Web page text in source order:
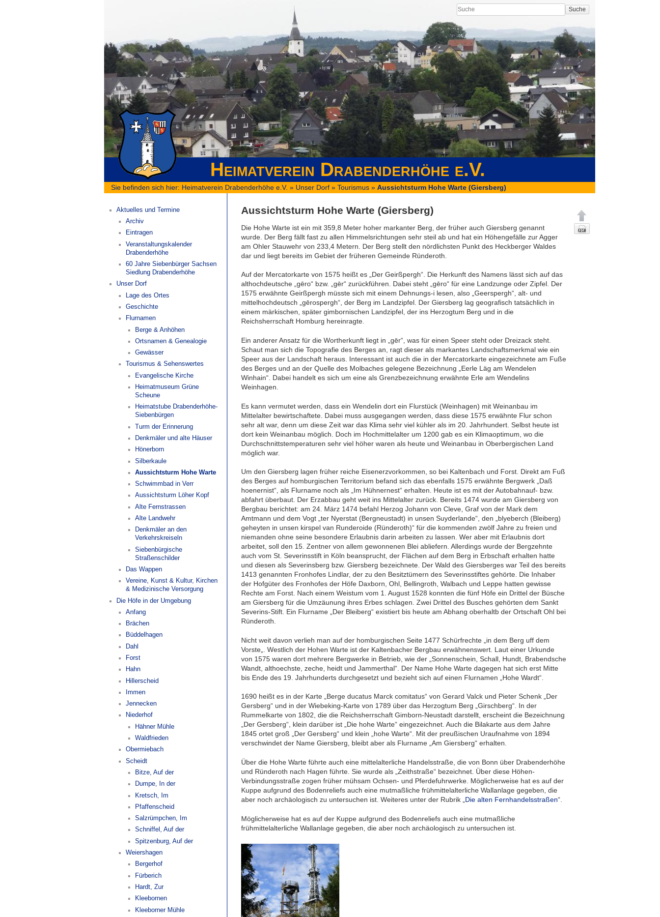
Heimatverein Drabenderhöhe e.V.
Suche
Sie befinden sich hier: Heimatverein Drabenderhöhe e.V. » Unser Dorf » Tourismus » Aussichtsturm Hohe Warte (Giersberg)
Aktuelles und Termine
Archiv
Eintragen
Veranstaltungskalender
Drabenderhöhe
60 Jahre Siebenbürger Sachsen
Siedlung Drabenderhöhe
Unser Dorf
Lage des Ortes
Geschichte
Flurnamen
Berge & Anhöhen
Ortsnamen & Genealogie
Gewässer
Tourismus & Sehenswertes
Evangelische Kirche
Heimatmuseum Grüne
Scheune
Heimatstube Drabenderhöhe-
Siebenbürgen
Turm der Erinnerung
Denkmäler und alte Häuser
Hönerborn
Silberkaule
Aussichtsturm Hohe Warte
Schwimmbad in Verr
Aussichtsturm Löher Kopf
Alte Fernstrassen
Alte Landwehr
Denkmäler an den
Verkehrskreiseln
Siebenbürgische
Straßenschilder
Das Wappen
Vereine, Kunst & Kultur, Kirchen
& Medizinische Versorgung
Die Höfe in der Umgebung
Anfang
Brächen
Büddelhagen
Dahl
Forst
Hahn
Hillerscheid
Immen
Jennecken
Niederhof
Hähner Mühle
Waldfrieden
Obermiebach
Scheidt
Bitze, Auf der
Dumpe, In der
Kretsch, Im
Pfaffenscheid
Salzrümpchen, Im
Schniffel, Auf der
Spitzenburg, Auf der
Weiershagen
Bergerhof
Fürberich
Hardt, Zur
Kleebornen
Kleeborner Mühle
Aussichtsturm Hohe Warte (Giersberg)
Die Hohe Warte ist ein mit 359,8 Meter hoher markanter Berg, der früher auch Giersberg genannt
wurde. Der Berg fällt fast zu allen Himmelsrichtungen sehr steil ab und hat ein Höhengefälle zur Agger
am Ohler Stauwehr von 233,4 Metern. Der Berg stellt den nördlichsten Punkt des Heckberger Waldes
dar und liegt bereits im Gebiet der früheren Gemeinde Ründeroth.
Auf der Mercatorkarte von 1575 heißt es „Der Geirßpergh“. Die Herkunft des Namens lässt sich auf das
althochdeutsche „gēro“ bzw. „gēr“ zurückführen. Dabei steht „gēro“ für eine Landzunge oder Zipfel. Der
1575 erwähnte Geirßpergh müsste sich mit einem Dehnungs-i lesen, also „Geerspergh“, alt- und
mittelhochdeutsch „gērospergh“, der Berg im Landzipfel. Der Giersberg lag geografisch tatsächlich in
einem märkischen, später gimbornischen Landzipfel, der ins Herzogtum Berg und in die
Reichsherrschaft Homburg hereinragte.
Ein anderer Ansatz für die Wortherkunft liegt in „gēr“, was für einen Speer steht oder Dreizack steht.
Schaut man sich die Topografie des Berges an, ragt dieser als markantes Landschaftsmerkmal wie ein
Speer aus der Landschaft heraus. Interessant ist auch die in der Mercatorkarte eingezeichnete am Fuße
des Berges und an der Quelle des Molbaches gelegene Bezeichnung „Eerle Läg am Wendelen
Winhain“. Dabei handelt es sich um eine als Grenzbezeichnung erwähnte Erle am Wendelins
Weinhagen.
Es kann vermutet werden, dass ein Wendelin dort ein Flurstück (Weinhagen) mit Weinanbau im
Mittelalter bewirtschaftete. Dabei muss ausgegangen werden, dass diese 1575 erwähnte Flur schon
sehr alt war, denn um diese Zeit war das Klima sehr viel kühler als im 20. Jahrhundert. Selbst heute ist
dort kein Weinanbau möglich. Doch im Hochmittelalter um 1200 gab es ein Klimaoptimum, wo die
Durchschnittstemperaturen sehr viel höher waren als heute und Weinanbau in Oberbergischen Land
möglich war.
Um den Giersberg lagen früher reiche Eisenerzvorkommen, so bei Kaltenbach und Forst. Direkt am Fuß
des Berges auf homburgischen Territorium befand sich das ebenfalls 1575 erwähnte Bergwerk „Daß
hoenernist“, als Flurname noch als „Im Hühnernest“ erhalten. Heute ist es mit der Autobahnauf- bzw.
abfahrt überbaut. Der Erzabbau geht weit ins Mittelalter zurück. Bereits 1474 wurde am Giersberg von
Bergbau berichtet: am 24. März 1474 befahl Herzog Johann von Cleve, Graf von der Mark dem
Amtmann und dem Vogt „ter Nyerstat (Bergneustadt) in unsen Suyderlande“, den „blyeberch (Bleiberg)
geheyten in unsen kirspel van Runderoide (Ründeroth)“ für die kommenden zwölf Jahre zu freien und
niemanden ohne seine besondere Erlaubnis darin arbeiten zu lassen. Wer aber mit Erlaubnis dort
arbeitet, soll den 15. Zentner von allem gewonnenen Blei abliefern. Allerdings wurde der Bergzehnte
auch vom St. Severinsstift in Köln beansprucht, der Flächen auf dem Berg in Erbschaft erhalten hatte
und diesen als Severinsberg bzw. Giersberg bezeichnete. Der Wald des Giersberges war Teil des bereits
1413 genannten Fronhofes Lindlar, der zu den Besitztümern des Severinsstiftes gehörte. Die Inhaber
der Hofgüter des Fronhofes der Höfe Daxborn, Ohl, Bellingroth, Walbach und Leppe hatten gewisse
Rechte am Forst. Nach einem Weistum vom 1. August 1528 konnten die fünf Höfe ein Drittel der Büsche
am Giersberg für die Umzäunung ihres Erbes schlagen. Zwei Drittel des Busches gehörten dem Sankt
Severins-Stift. Ein Flurname „Der Bleiberg“ existiert bis heute am Abhang oberhaltb der Ortschaft Ohl bei
Ründeroth.
Nicht weit davon verlieh man auf der homburgischen Seite 1477 Schürfrechte „in dem Berg uff dem
Vorste„. Westlich der Hohen Warte ist der Kaltenbacher Bergbau erwähnenswert. Laut einer Urkunde
von 1575 waren dort mehrere Bergwerke in Betrieb, wie der „Sonnenschein, Schall, Hundt, Brabendsche
Wandt, althoechste, zeche, heidt und Jammerthal“. Der Name Hohe Warte dagegen hat sich erst Mitte
bis Ende des 19. Jahrhunderts durchgesetzt und bezieht sich auf einen Flurnamen „Hohe Wardt“.
1690 heißt es in der Karte „Berge ducatus Marck comitatus“ von Gerard Valck und Pieter Schenk „Der
Gersberg“ und in der Wiebeking-Karte von 1789 über das Herzogtum Berg „Girschberg“. In der
Rummelkarte von 1802, die die Reichsherrschaft Gimborn-Neustadt darstellt, erscheint die Bezeichnung
„Der Gersberg“, klein darüber ist „Die hohe Warte“ eingezeichnet. Auch die Bilakarte aus dem Jahre
1845 ortet groß „Der Gersberg“ und klein „hohe Warte“. Mit der preußischen Uraufnahme von 1894
verschwindet der Name Giersberg, bleibt aber als Flurname „Am Giersberg“ erhalten.
Über die Hohe Warte führte auch eine mittelalterliche Handelsstraße, die von Bonn über Drabenderhöhe
und Ründeroth nach Hagen führte. Sie wurde als „Zeithstraße“ bezeichnet. Über diese Höhen-
Verbindungsstraße zogen früher mühsam Ochsen- und Pferdefuhrwerke. Möglicherweise hat es auf der
Kuppe aufgrund des Bodenreliefs auch eine mutmaßliche frühmittelalterliche Wallanlage gegeben, die
aber noch archäologisch zu untersuchen ist. Weiteres unter der Rubrik „ Die alten Fernhandelsstraßen“.
Möglicherweise hat es auf der Kuppe aufgrund des Bodenreliefs auch eine mutmaßliche
frühmittelalterliche Wallanlage gegeben, die aber noch archäologisch zu untersuchen ist.